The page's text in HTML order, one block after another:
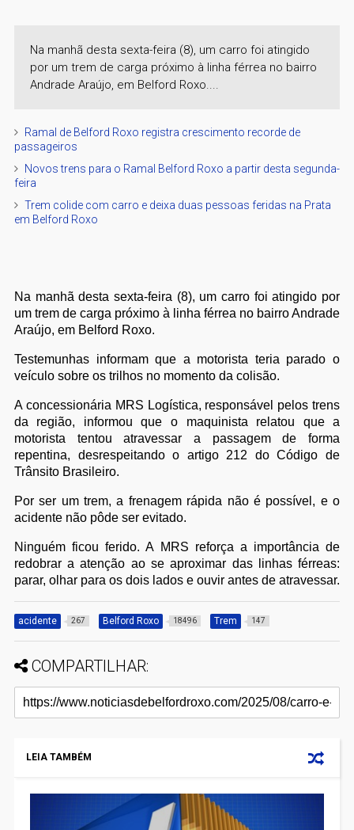
Na manhã desta sexta-feira (8), um carro foi atingido
por um trem de carga próximo à linha férrea no bairro
Andrade Araújo, em Belford Roxo....
Ramal de Belford Roxo registra crescimento recorde de
passageiros
Novos trens para o Ramal Belford Roxo a partir desta segunda-
feira
Trem colide com carro e deixa duas pessoas feridas na Prata
em Belford Roxo
Na manhã desta sexta-feira (8), um carro foi atingido por
um trem de carga próximo à linha férrea no bairro Andrade
Araújo, em Belford Roxo.
Testemunhas informam que a motorista teria parado o
veículo sobre os trilhos no momento da colisão.
A concessionária MRS Logística, responsável pelos trens
da região, informou que o maquinista relatou que a
motorista tentou atravessar a passagem de forma
repentina, desrespeitando o artigo 212 do Código de
Trânsito Brasileiro.
Por ser um trem, a frenagem rápida não é possível, e o
acidente não pôde ser evitado.
Ninguém ficou ferido. A MRS reforça a importância de
redobrar a atenção ao se aproximar das linhas férreas:
parar, olhar para os dois lados e ouvir antes de atravessar.
acidente 267 Belford Roxo 18496 Trem 147
COMPARTILHAR:
LEIA TAMBÉM